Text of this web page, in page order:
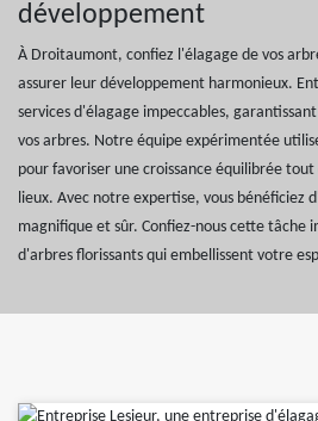
développement
À Droitaumont, confiez l'élagage de vos
assurer leur développement harmonieux.
services d'élagage impeccables,
vos arbres. Notre équipe expérimentée
pour favoriser une croissance équilibrée
lieux. Avec notre expertise, vous bénéficiez
magnifique et sûr. Confiez-nous cette tâche
d'arbres florissants qui embellissent votre